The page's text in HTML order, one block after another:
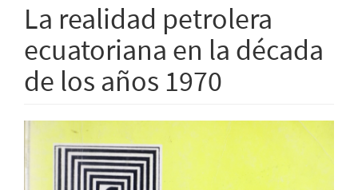
La realidad petrolera
ecuatoriana en la década
de los años 1970
Barra
lateral